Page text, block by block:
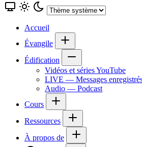
Accueil
Évangile
Édification
Vidéos et séries YouTube
LIVE — Messages
Audio — Podcast
Cours
Ressources
À propos de